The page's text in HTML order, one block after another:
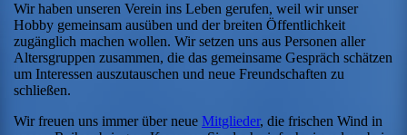
Wir haben unseren Verein ins Leben gerufen, weil wir unser
Hobby gemeinsam ausüben und der breiten Öffentlichkeit
zugänglich machen wollen. Wir setzen uns aus Personen aller
Altersgruppen zusammen, die das gemeinsame Gespräch schätzen
um Interessen auszutauschen und neue Freundschaften zu
schließen.
Wir freuen uns immer über neue Mitglieder, die frischen Wind in